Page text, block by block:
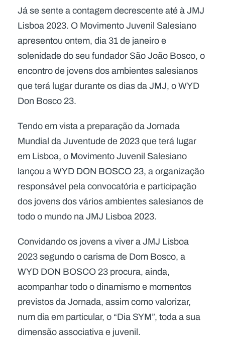
Já se sente a contagem decrescente até à JMJ
Lisboa 2023. O Movimento Juvenil Salesiano
apresentou ontem, dia 31 de janeiro e
solenidade do seu fundador São João Bosco, o
encontro de jovens dos ambientes salesianos
que terá lugar durante os dias da JMJ, o WYD
Don Bosco 23.
Tendo em vista a preparação da Jornada
Mundial da Juventude de 2023 que terá lugar
em Lisboa, o Movimento Juvenil Salesiano
lançou a WYD DON BOSCO 23, a organização
responsável pela convocatória e participação
dos jovens dos vários ambientes salesianos de
todo o mundo na JMJ Lisboa 2023.
Convidando os jovens a viver a JMJ Lisboa
2023 segundo o carisma de Dom Bosco, a
WYD DON BOSCO 23 procura, ainda,
acompanhar todo o dinamismo e momentos
previstos da Jornada, assim como valorizar,
num dia em particular, o “Dia SYM”, toda a sua
dimensão associativa e juvenil.